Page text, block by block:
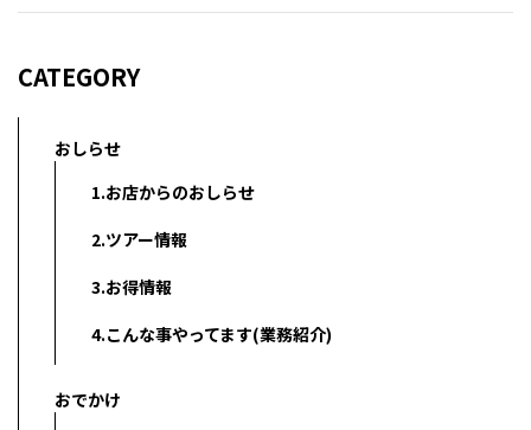
CATEGORY
おしらせ
1.お店からのおしらせ
2.ツアー情報
3.お得情報
4.こんな事やってます(業務紹介)
おでかけ